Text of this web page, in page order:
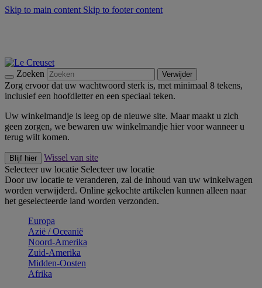
Skip to main content Skip to footer content
Zoeken Verwijder
Zorg ervoor dat uw wachtwoord sterk is, met minimaal 8 tekens,
inclusief een hoofdletter en een speciaal teken.
Uw winkelmandje is leeg op de nieuwe site. Maar maakt u zich
geen zorgen, we bewaren uw winkelmandje hier voor wanneer u
terug wilt komen.
Blijf hier
Wissel van site
Selecteer uw locatie Selecteer uw locatie
Door uw locatie te veranderen, zal de inhoud van uw winkelwagen
worden verwijderd. Online gekochte artikelen kunnen alleen naar
het geselecteerde land worden verzonden.
Europa
Aziё / Oceaniё
Noord-Amerika
Zuid-Amerika
Midden-Oosten
Afrika